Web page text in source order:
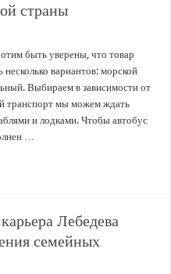
страны
быть уверены, что товар
вариантов: морской
Выбираем в зависимости от
транспорт мы можем ждать
и лодками. Чтобы автобус
…
Лебедева
семейных